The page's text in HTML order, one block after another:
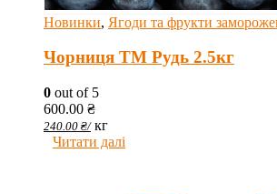
Новинки, Ягоди та фрукти
Чорниця ТМ Рудь 2.5кг
0 out of 5
600.00 ₴
240.00 ₴/ кг
Читати далі